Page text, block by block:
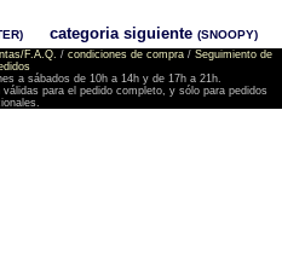
categoria siguiente (SNOOPY)
F.A.Q. / condiciones de compra/ Seguimiento de
a sábados de 10h a 14h y de 17h a 21h.
para el pedido completo, y sólo para pedidos